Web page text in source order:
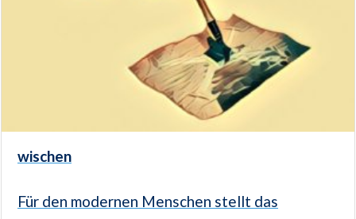
wischen
Für den modernen Menschen stellt das